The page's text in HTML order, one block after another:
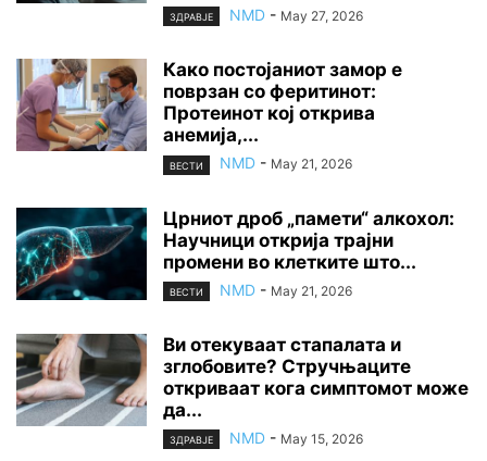
ЗДРАВЈЕ NMD - May 27, 2026
Како постојаниот замор е
поврзан со феритинот:
Протеинот кој открива
анемија,...
ВЕСТИ NMD - May 21, 2026
Црниот дроб „памети“ алкохол:
Научници открија трајни
промени во клетките што...
ВЕСТИ NMD - May 21, 2026
Ви отекуваат стапалата и
зглобовите? Стручњаците
откриваат кога симптомот може
да...
ЗДРАВЈЕ NMD - May 15, 2026